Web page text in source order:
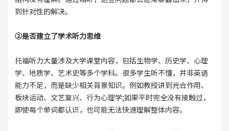
到针对性的解决。
②是否建立了学术听力思维
托福听力大量涉及大学课堂内容，包括生物学、历史学、心理
学、地质学、艺术史等多个学科。很多学生听不懂，并非英语
能力不足，而是缺少相关背景知识。例如教授讲到光合作用、
板块运动、文艺复兴、行为心理学;如果平时完全没有接触过，
即使每个单词都认识，也可能无法快速理解整体内容。